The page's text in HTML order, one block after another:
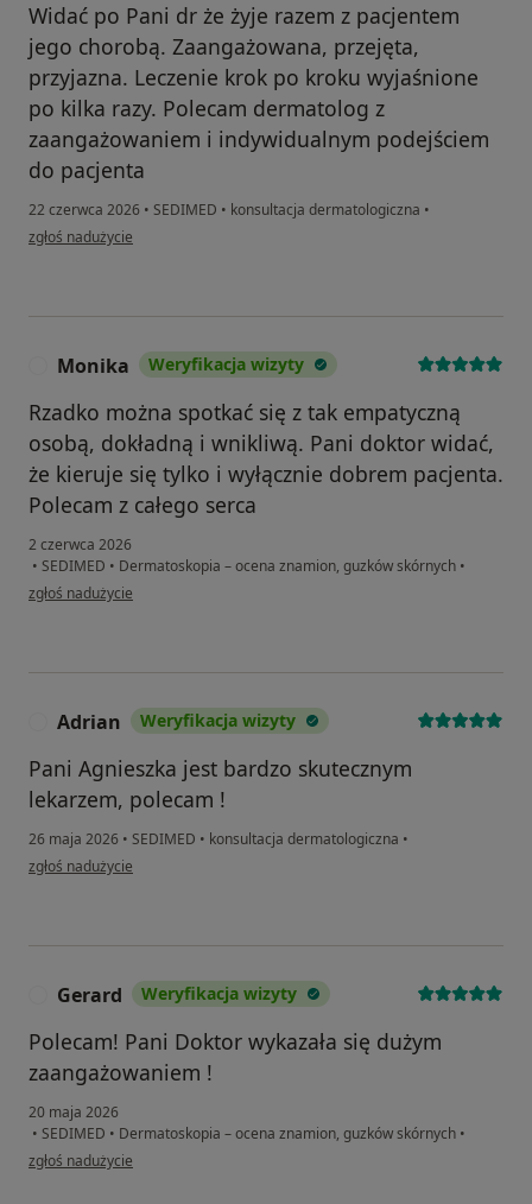
Widać po Pani dr że żyje razem z pacjentem
jego chorobą. Zaangażowana, przejęta,
przyjazna. Leczenie krok po kroku wyjaśnione
po kilka razy. Polecam dermatolog z
zaangażowaniem i indywidualnym podejściem
do pacjenta
22 czerwca 2026 • SEDIMED • konsultacja dermatologiczna •
w opinii użytkownika Kamila
zgłoś nadużycie
Monika Weryfikacja wizyty
Rzadko można spotkać się z tak empatyczną
osobą, dokładną i wnikliwą. Pani doktor widać,
że kieruje się tylko i wyłącznie dobrem pacjenta.
Polecam z całego serca
2 czerwca 2026
• SEDIMED • Dermatoskopia – ocena znamion, guzków skórnych •
w opinii użytkownika Monika
zgłoś nadużycie
Adrian Weryfikacja wizyty
Pani Agnieszka jest bardzo skutecznym
lekarzem, polecam !
26 maja 2026 • SEDIMED • konsultacja dermatologiczna •
w opinii użytkownika Adrian
zgłoś nadużycie
Gerard Weryfikacja wizyty
Polecam! Pani Doktor wykazała się dużym
zaangażowaniem !
20 maja 2026
• SEDIMED • Dermatoskopia – ocena znamion, guzków skórnych •
w opinii użytkownika Gerard
zgłoś nadużycie